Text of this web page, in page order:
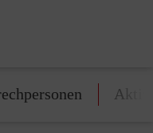
Aktiv